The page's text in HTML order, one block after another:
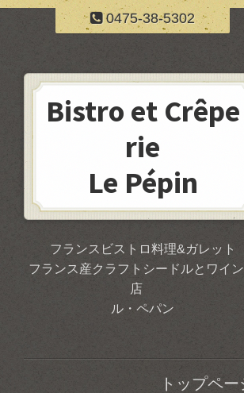
0475-38-5302
Bistro et Crêpe
rie
Le Pépin
フランスビストロ料理&ガレット
フランス産クラフトシードルとワイ
店
ル・ペパン
トップペー